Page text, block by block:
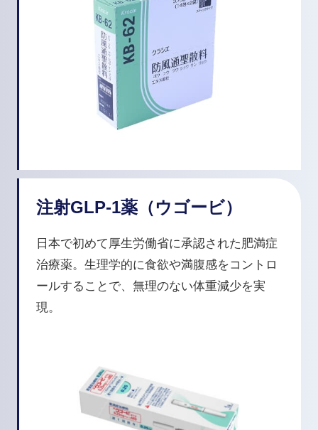
注射GLP-1薬（ウゴービ）
日本で初めて厚生労働省に承認された肥満症
治療薬。生理学的に食欲や満腹感をコントロ
ールすることで、無理のない体重減少を実
現。